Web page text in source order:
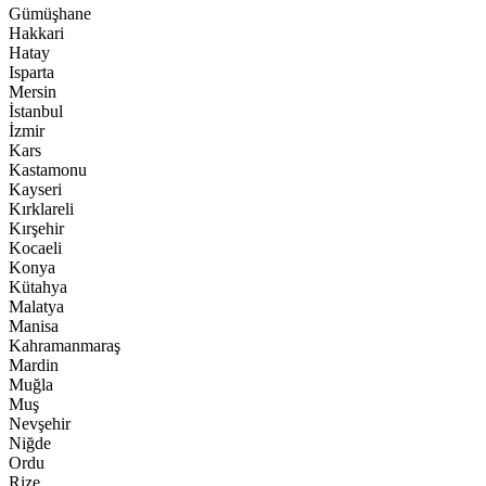
Gümüşhane
Hakkari
Hatay
Isparta
Mersin
İstanbul
İzmir
Kars
Kastamonu
Kayseri
Kırklareli
Kırşehir
Kocaeli
Konya
Kütahya
Malatya
Manisa
Kahramanmaraş
Mardin
Muğla
Muş
Nevşehir
Niğde
Ordu
Rize